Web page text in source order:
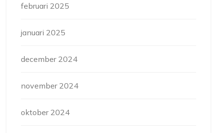
februari 2025
januari 2025
december 2024
november 2024
oktober 2024